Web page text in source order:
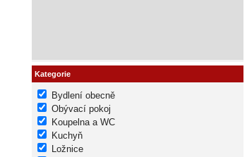
Kategorie
Bydlení obecně
Obývací pokoj
Koupelna a WC
Kuchyň
Ložnice